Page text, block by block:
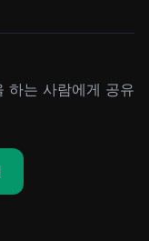
하는 사람에게 공유